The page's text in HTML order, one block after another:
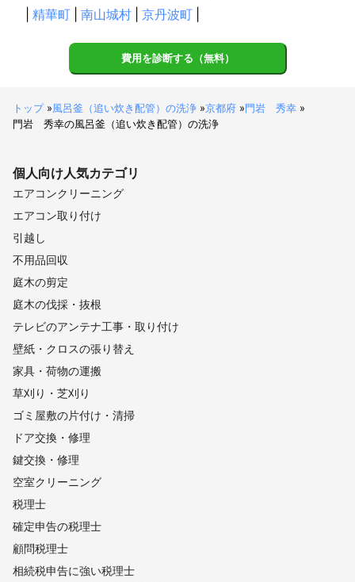
精華町 南山城村 京丹波町
費用を診断する（無料）
トップ»風呂釜（追い炊き配管）の洗浄 »京都府 »門岩 秀幸 »
門岩 秀幸の風呂釜（追い炊き配管）の洗浄
個人向け人気カテゴリ
エアコンクリーニング
エアコン取り付け
引越し
不用品回収
庭木の剪定
庭木の伐採・抜根
テレビのアンテナ工事・取り付け
壁紙・クロスの張り替え
家具・荷物の運搬
草刈り・芝刈り
ゴミ屋敷の片付け・清掃
ドア交換・修理
鍵交換・修理
空室クリーニング
税理士
確定申告の税理士
顧問税理士
相続税申告に強い税理士